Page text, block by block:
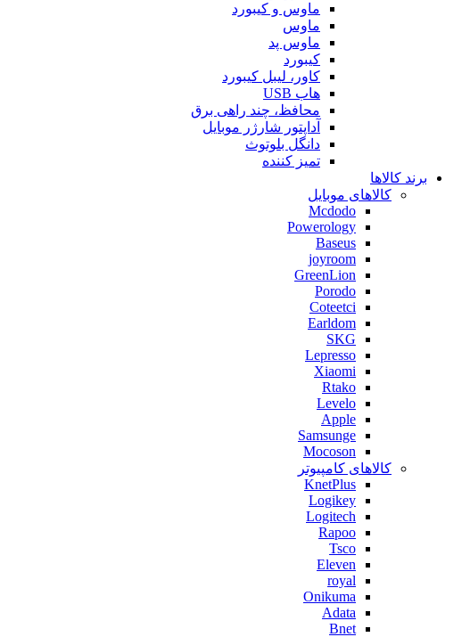
ماوس و کیبورد
ماوس
ماوس پد
کیبورد
کاور، لیبل کیبورد
هاب USB
محافظ، چند راهی برق
آداپتور شارژر موبایل
دانگل بلوتوث
تمیز کننده
برند کالاها
کالاهای موبایل
Mcdodo
Powerology
Baseus
joyroom
GreenLion
Porodo
Coteetci
Earldom
SKG
Lepresso
Xiaomi
Rtako
Levelo
Apple
Samsunge
Mocoson
کالاهای کامپیوتر
KnetPlus
Logikey
Logitech
Rapoo
Tsco
Eleven
royal
Onikuma
Adata
Bnet